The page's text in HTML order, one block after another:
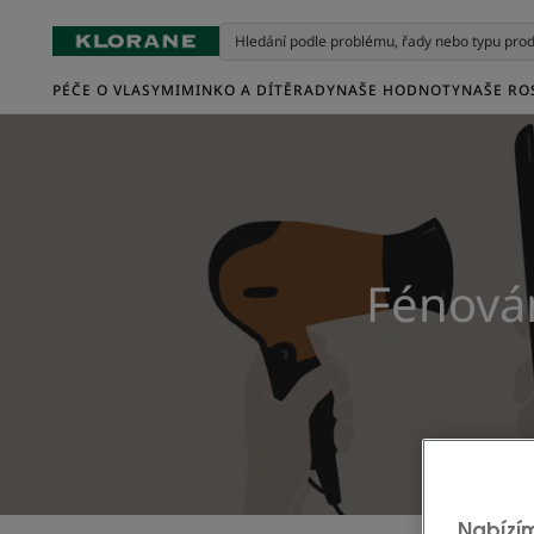
PÉČE O VLASYMIMINKO A DÍTĚRADYNAŠE HODNOTYNAŠE